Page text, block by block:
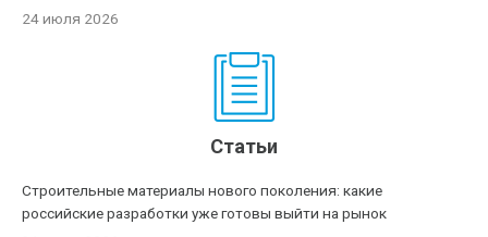
24 июля 2026
Статьи
Строительные материалы нового поколения: какие
российские разработки уже готовы выйти на рынок